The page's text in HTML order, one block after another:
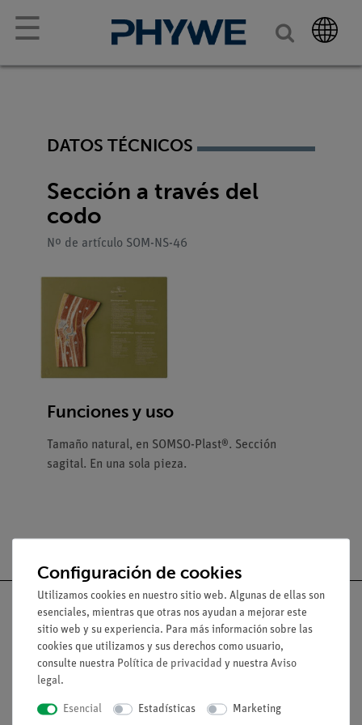
☰
DATOS TÉCNICOS
Sección a través del
codo
Nº de artículo SOM-NS-46
Funciones y uso
Tamaño natural, en SOMSO-Plast®. Sección
sagital. En una sola pieza.
Nach oben
Aviso lega
Configuración de cookies
Utilizamos cookies en nuestro sitio web. Algunas de ellas son
esenciales, mientras que otras nos ayudan a mejorar este
sitio web y su experiencia. Para más información sobre las
cookies que utilizamos y sus derechos como usuario,
consulte nuestra Política de privacidad y nuestra Aviso
legal.
Esencial Estadísticas Marketing